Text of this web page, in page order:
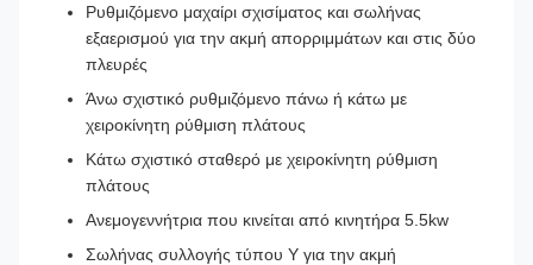
Ρυθμιζόμενο μαχαίρι σχισίματος και σωλήνας
εξαερισμού για την ακμή απορριμμάτων και στις δύο
πλευρές
Άνω σχιστικό ρυθμιζόμενο πάνω ή κάτω με
χειροκίνητη ρύθμιση πλάτους
Κάτω σχιστικό σταθερό με χειροκίνητη ρύθμιση
πλάτους
Ανεμογεννήτρια που κινείται από κινητήρα 5.5kw
Σωλήνας συλλογής τύπου Υ για την ακμή